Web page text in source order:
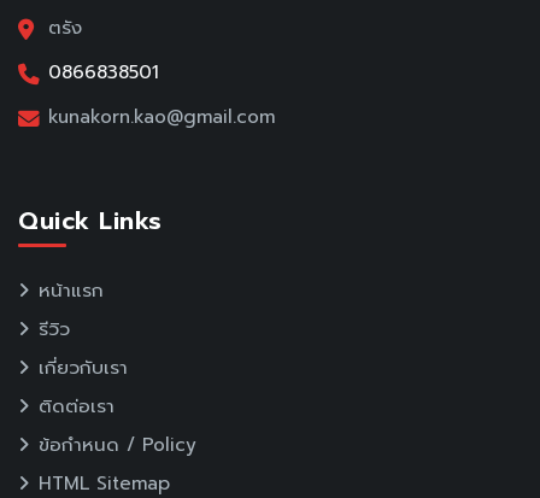
ตรัง
0866838501
kunakorn.kao@gmail.com
Quick Links
หน้าแรก
รีวิว
เกี่ยวกับเรา
ติดต่อเรา
ข้อกำหนด / Policy
HTML Sitemap